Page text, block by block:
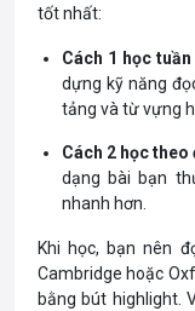
tốt nhất:
Cách 1 học
dựng kỹ năng
tảng và từ vựng
Cách 2 học theo
dạng bài bạn
nhanh hơn.
Khi học, bạn nên
Cambridge hoặc
bằng bút highlight.